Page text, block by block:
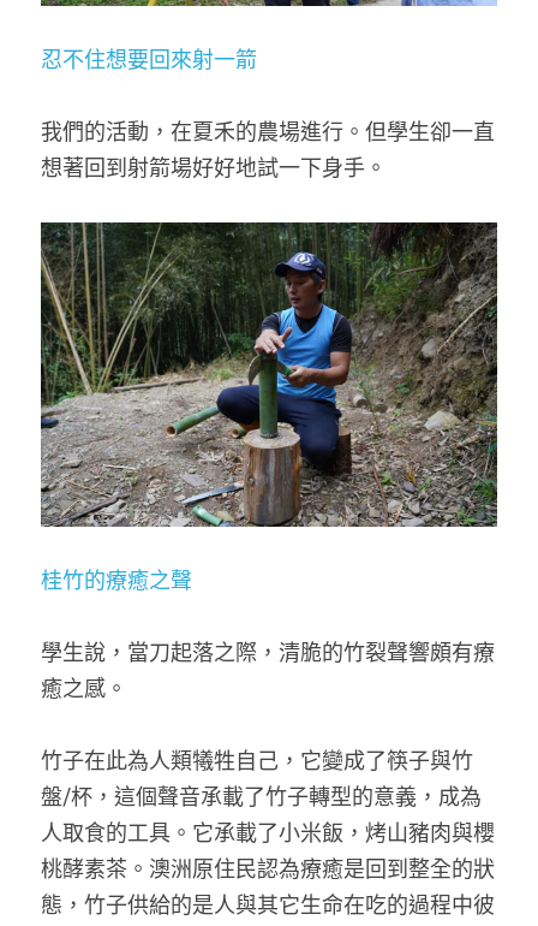
忍不住想要回來射一箭
我們的活動，在夏禾的農場進行。但學生卻一直
想著回到射箭場好好地試一下身手。
桂竹的療癒之聲
學生說，當刀起落之際，清脆的竹裂聲響頗有療
癒之感。
竹子在此為人類犧牲自己，它變成了筷子與竹
盤/杯，這個聲音承載了竹子轉型的意義，成為
人取食的工具。它承載了小米飯，烤山豬肉與櫻
桃酵素茶。澳洲原住民認為療癒是回到整全的狀
態，竹子供給的是人與其它生命在吃的過程中彼